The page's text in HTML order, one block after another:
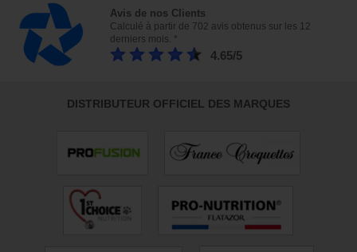
Avis de nos Clients
Calculé à partir de 702 avis obtenus sur les 12
derniers mois. *
4.65/5
DISTRIBUTEUR OFFICIEL DES MARQUES